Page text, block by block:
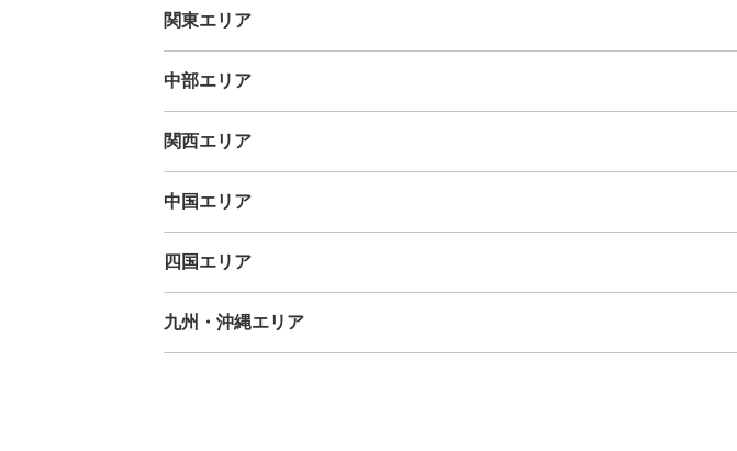
関東エリア
中部エリア
関西エリア
中国エリア
四国エリア
九州・沖縄エリア